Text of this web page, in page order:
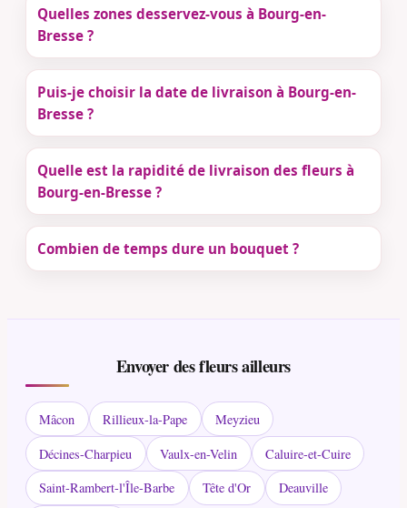
Quelles zones desservez-vous à Bourg-en-
Bresse ?
Puis-je choisir la date de livraison à Bourg-en-
Bresse ?
Quelle est la rapidité de livraison des fleurs à
Bourg-en-Bresse ?
Combien de temps dure un bouquet ?
Envoyer des fleurs ailleurs
Mâcon Rillieux-la-Pape
Meyzieu
Décines-Charpieu
Vaulx-en-Velin
Caluire-et-Cuire
Saint-Rambert-l'Île-Barbe
Tête d'Or
Deauville